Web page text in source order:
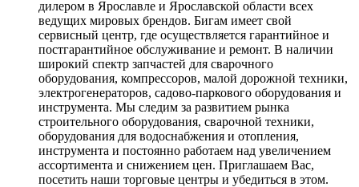
дилером в Ярославле и Ярославской области всех
ведущих мировых брендов. Бигам имеет свой
сервисный центр, где осуществляется гарантийное и
постгарантийное обслуживание и ремонт. В наличии
широкий спектр запчастей для сварочного
оборудования, компрессоров, малой дорожной техники,
электрогенераторов, садово-паркового оборудования и
инструмента. Мы следим за развитием рынка
строительного оборудования, сварочной техники,
оборудования для водоснабжения и отопления,
инструмента и постоянно работаем над увеличением
ассортимента и снижением цен. Приглашаем Вас,
посетить наши торговые центры и убедиться в этом.